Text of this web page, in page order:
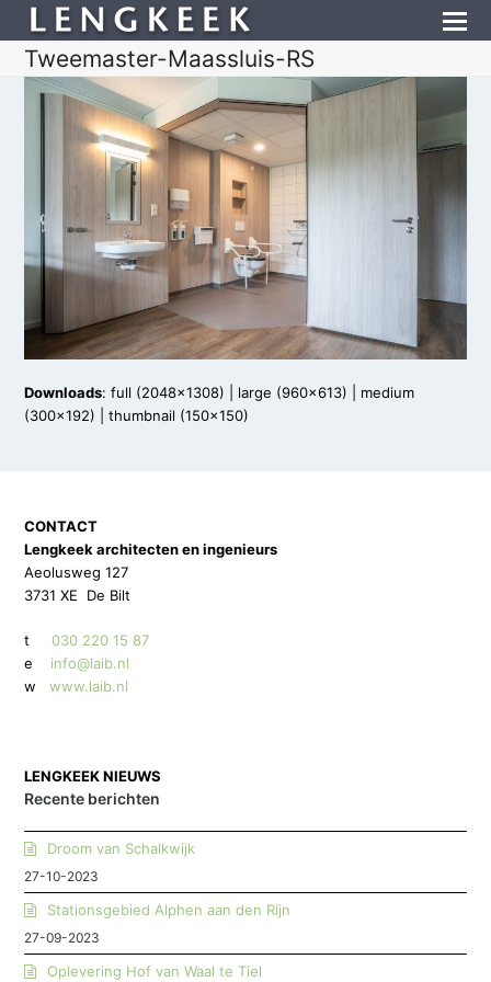
Tweemaster-Maassluis-RS
Downloads:full (2048x1308) large (960x613)
medium
(300x192) |thumbnail (150x150)
CONTACT
Lengkeek architecten en ingenieurs
Aeolusweg 127
3731 XE De Bilt
t030 220 15 87
e info@laib.nl
w
www.laib.nl
LENGKEEK NIEUWS
Recente berichten
Droom van Schalkwijk
27-10-2023
Stationsgebied Alphen aan den Rijn
27-09-2023
Oplevering Hof van Waal te Tiel